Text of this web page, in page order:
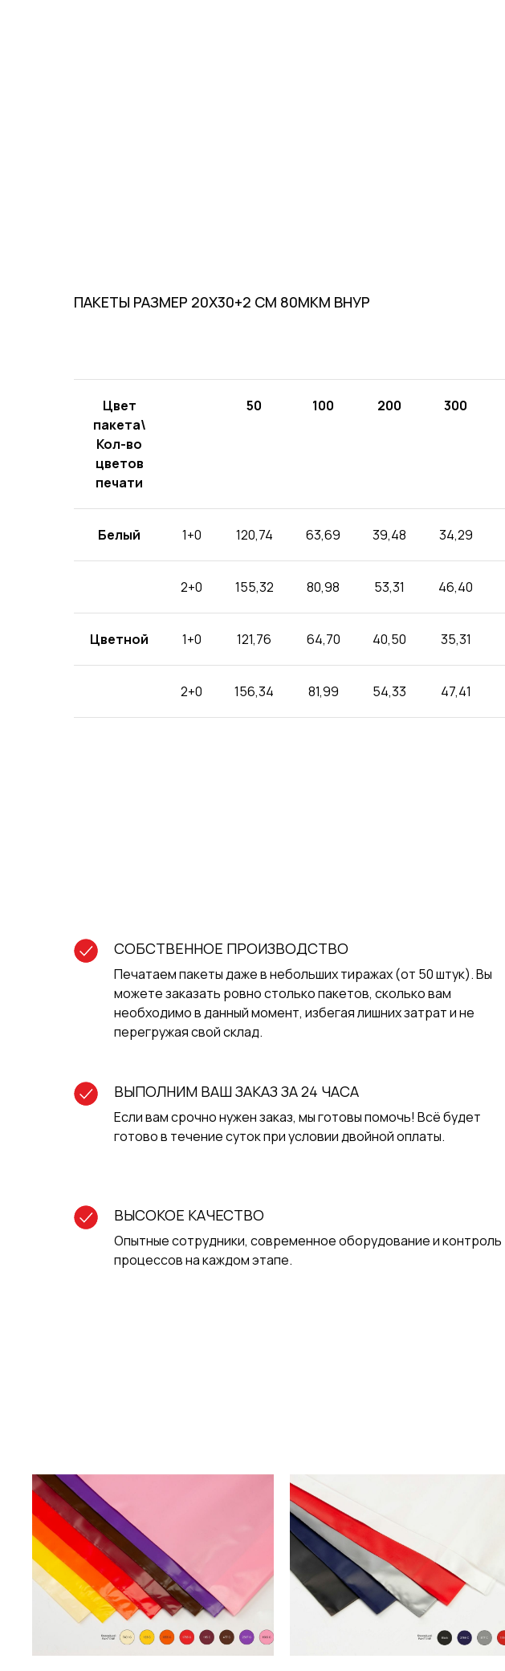
ПАКЕТЫ РАЗМЕР 20Х30+2 СМ 80МКМ ВНУР
Цвет
пакета\
Кол-во
цветов
печати
50 100 200 300
Белый 1+0 120,74 63,69 39,48 34,29
2+0 155,32 80,98 53,31 46,40
Цветной 1+0 121,76 64,70 40,50 35,31
2+0 156,34 81,99 54,33 47,41
СОБСТВЕННОЕ ПРОИЗВОДСТВО
Печатаем пакеты даже в небольших тиражах (от 50 штук). Вы
можете заказать ровно столько пакетов, сколько вам
необходимо в данный момент, избегая лишних затрат и не
перегружая свой склад.
ВЫПОЛНИМ ВАШ ЗАКАЗ ЗА 24 ЧАСА
Если вам срочно нужен заказ, мы готовы помочь! Всё будет
готово в течение суток при условии двойной оплаты.
ВЫСОКОЕ КАЧЕСТВО
Опытные сотрудники, современное оборудование и контроль
процессов на каждом этапе.